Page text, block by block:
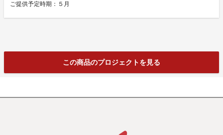
ご提供予定時期：５月
この商品のプロジェクトを見る